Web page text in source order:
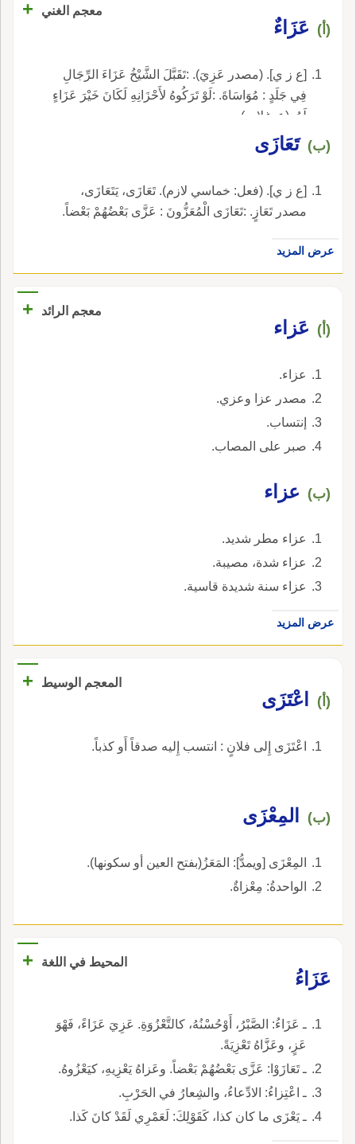
معجم الغني +
(أ) عَزَاءٌ
[ع ز ي]. (مصدر عَزِيَ). :تَقَبَّلَ الشَّيْخُ عَزَاءَ الرِّجَالِ
فِي جَلَدٍ : مُوَاسَاةَ. :لَوْ تَرَكُوهُ لأَحْزَانِهِ لَكَانَ خَيْرَ عَزَاءٍ
لَهُ. (ع. غلاب).
(ب) تَعَازَى
[ع ز ي]. (فعل: خماسي لازم). تَعَازَى، يَتَعَازَى،
مصدر تَعَازٍ. :تَعَازَى الْمُعَزُّونَ : عَزَّى بَعْضُهُمْ بَعْضاً.
عرض المزيد
معجم الرائد +
(أ) عَزاء
عزاء.
مصدر عزا وعزي.
إنتساب.
صبر على المصاب.
(ب) عزاء
عزاء مطر شديد.
عزاء شدة، مصيبة.
عزاء سنة شديدة قاسية.
عرض المزيد
المعجم الوسيط +
(أ) اعْتَزَى
اعْتَزَى إِلى فلانٍ : انتسب إِليه صدقاً أَو كذباً.
(ب) المِعْزَى
المِعْزَى [ويمدُّ]: المَعَزُ(بفتح العين أو سكونها).
الواحدةُ: مِعْزاةٌ.
المحيط في اللغة
+
عَزَاءُ
ـ عَزَاءُ: الصَّبْرُ، أَوْحُسْنُهُ، كالتَّعْزُوَةِ. عَزِيَ عَزَاءً، فَهْوَ
عَزٍ، وعَزَّاهُ تَعْزِيَةً.
ـ تَعَازَوْا: عَزَّى بَعْضُهُمْ بَعْضاً. وعَزاهُ يَعْزِيهِ، كيَعْزُوهُ.
ـ اعْتِزاءُ: الادِّعاءُ، والشِعارُ في الحَرْبِ.
ـ يَعْزَى ما كان كذا، كَقَوْلِكَ: لَعَمْرِي لَقَدْ كانَ كَذا.